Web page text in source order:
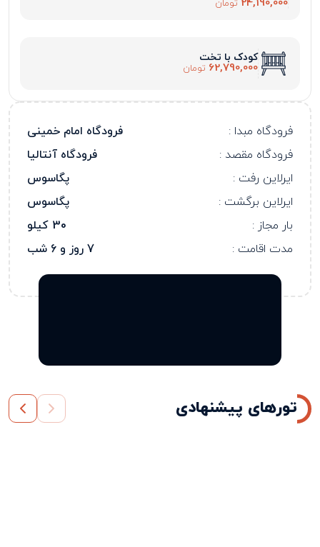
24,190,000 تومان
کودک با تخت
62,790,000 تومان
فرودگاه مبدا :
فرودگاه امام خمینی
فرودگاه مقصد :
فرودگاه آنتالیا
ایرلاین رفت :
پگاسوس
ایرلاین برگشت :
پگاسوس
بار مجاز :
30 کیلو
مدت اقامت :
7 روز و 6 شب
تورهای پیشنهادی